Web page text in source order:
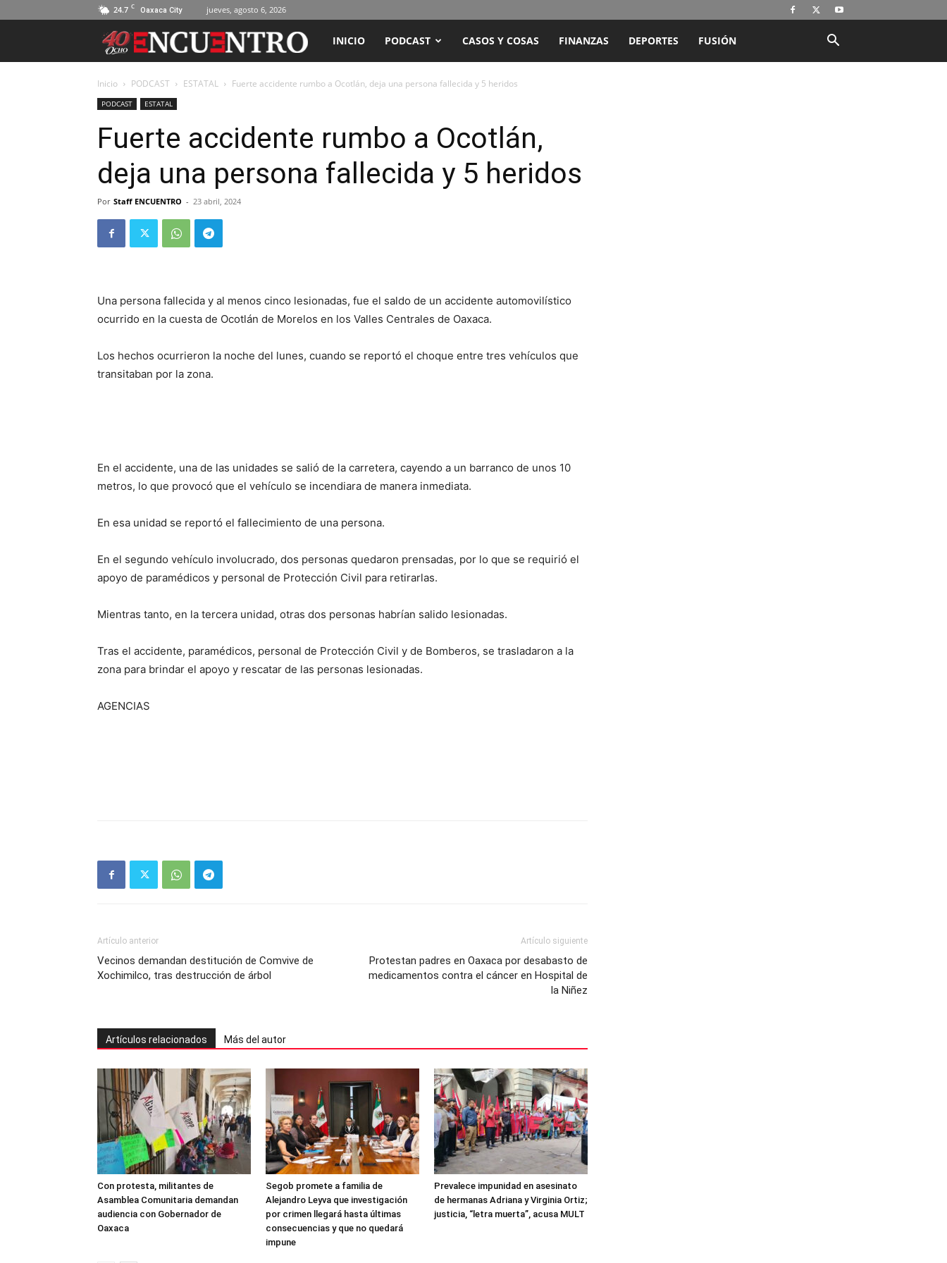
24.7 C Oaxaca City jueves, agosto 6, 2026
ENCUENTRO
RADIO
TELEVISIÓN
INICIO PODCAST CASOS Y COSAS FINANZAS DEPORTES FUSIÓN
Inicio PODCAST ESTATAL Fuerte accidente rumbo a Ocotlán, deja una persona fallecida y 5 heridos
PODCAST ESTATAL
Fuerte accidente rumbo a Ocotlán,
deja una persona fallecida y 5 heridos
Por Staff ENCUENTRO - 23 abril, 2024
Una persona fallecida y al menos cinco lesionadas, fue el saldo de un accidente automovilístico
ocurrido en la cuesta de Ocotlán de Morelos en los Valles Centrales de Oaxaca.
Los hechos ocurrieron la noche del lunes, cuando se reportó el choque entre tres vehículos que
transitaban por la zona.
En el accidente, una de las unidades se salió de la carretera, cayendo a un barranco de unos 10
metros, lo que provocó que el vehículo se incendiara de manera inmediata.
En esa unidad se reportó el fallecimiento de una persona.
En el segundo vehículo involucrado, dos personas quedaron prensadas, por lo que se requirió el
apoyo de paramédicos y personal de Protección Civil para retirarlas.
Mientras tanto, en la tercera unidad, otras dos personas habrían salido lesionadas.
Tras el accidente, paramédicos, personal de Protección Civil y de Bomberos, se trasladaron a la
zona para brindar el apoyo y rescatar de las personas lesionadas.
AGENCIAS
Artículo anterior
Vecinos demandan destitución de Comvive de
Xochimilco, tras destrucción de árbol
Artículo siguiente
Protestan padres en Oaxaca por desabasto de
medicamentos contra el cáncer en Hospital de
la Niñez
Artículos relacionados Más del autor
Con protesta, militantes de
Asamblea Comunitaria demandan
audiencia con Gobernador de
Oaxaca
Segob promete a familia de
Alejandro Leyva que investigación
por crimen llegará hasta últimas
consecuencias y que no quedará
impune
Prevalece impunidad en asesinato
de hermanas Adriana y Virginia Ortiz;
justicia, “letra muerta”, acusa MULT